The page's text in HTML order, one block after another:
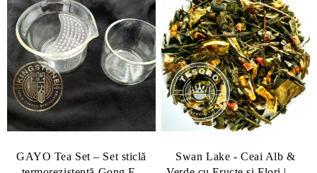
GAYO Tea Set – Set sticlă
Swan Lake - Ceai Alb &